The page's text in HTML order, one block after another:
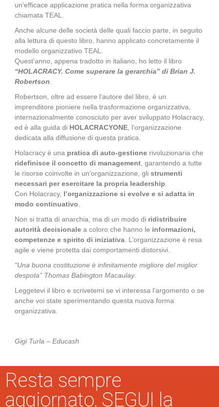
un’efficace applicazione pratica nella forma organizzativa
chiamata TEAL.
Anche alcune delle società delle quali faccio parte, in seguito
alla lettura di questo libro, hanno applicato concretamente il
modello organizzativo TEAL.
Quest’anno, appena tradotto in italiano, ho letto il libro
“HOLACRACY. Come superare la gerarchia” di Brian J.
Robertson
Robertson, oltre ad essere l’autore del libro, è un
imprenditore pioniere nella trasformazione organizzativa,
internazionalmente conosciuto per aver sviluppato Holacracy,
ed è alla guida di HOLACRACYONE , l’organizzazione
dedicata alla diffusione di questa pratica.
Holacracy è una pratica di auto-gestione rivoluzionaria che
ridefinisce il concetto di management , garantendo a tutte
le risorse coinvolte in un’organizzazione, gli strumenti
necessari per esercitare la propria leadership
Con Holacracy, l’organizzazione si evolve e si adatta in
modo continuativo
Non si tratta di anarchia, ma di un modo di ridistribuire
autorità decisionale a coloro che hanno le informazioni,
competenze e spirito di iniziativa . L’organizzazione è resa
agile e viene protetta dai comportamenti distorsivi.
“Una buona costituzione è infinitamente migliore del miglior
despota” Thomas Babington Macaulay.
Leggetevi il libro e scrivetemi se vi interessa l’argomento o se
anche voi state sperimentando questa nuova forma
organizzativa.
Gigi Turla – Educash
Resta sempre
aggiornato, SEGUI la